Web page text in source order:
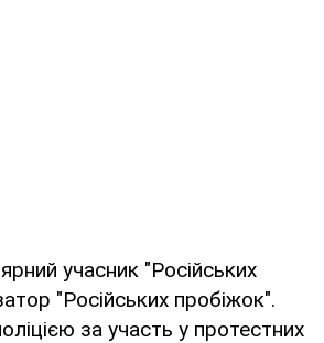
учасник "Російських
"Російських пробіжок".
за участь у протестних